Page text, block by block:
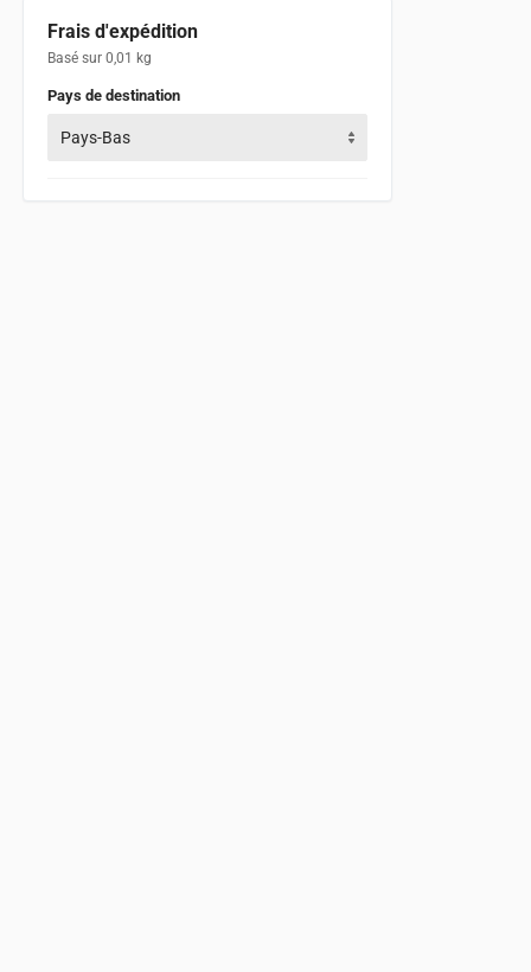
Frais d'expédition
Basé sur 0,01 kg
Pays de destination
Pays-Bas